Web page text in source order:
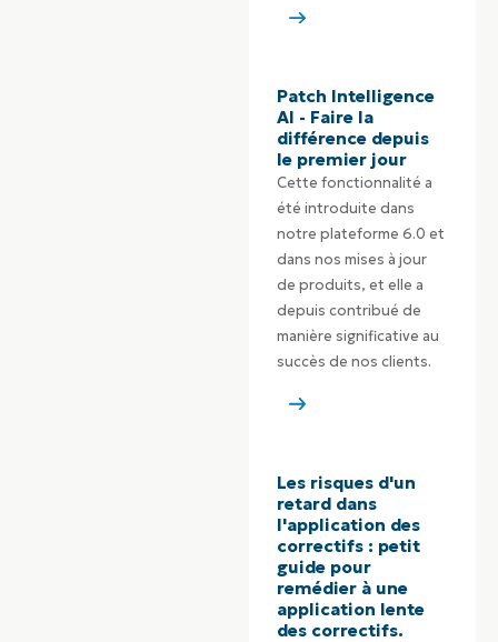
Patch Intelligence
AI - Faire la
différence depuis
le premier jour
Cette fonctionnalité a
été introduite dans
notre plateforme 6.0 et
dans nos mises à jour
de produits, et elle a
depuis contribué de
manière significative au
succès de nos clients.
Les risques d'un
retard dans
l'application des
correctifs : petit
guide pour
remédier à une
application lente
des correctifs.